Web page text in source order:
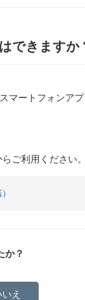
できますか
マートフォンア
ご利用ください
か？
いえ